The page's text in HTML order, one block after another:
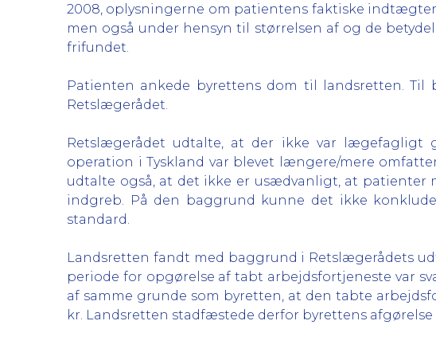
2008, oplysningerne om patientens faktiske
men også under hensyn til størrelsen af og de
frifundet.
Patienten ankede byrettens dom til landsretten.
Retslægerådet.
Retslægerådet udtalte, at der ikke var
operation i Tyskland var blevet længere/mere
udtalte også, at det ikke er usædvanligt, at
indgreb. På den baggrund kunne det ikke
standard.
Landsretten fandt med baggrund i Retslægerådets
periode for opgørelse af tabt arbejdsfortjeneste var
af samme grunde som byretten, at den tabte
kr. Landsretten stadfæstede derfor byrettens afgørelse